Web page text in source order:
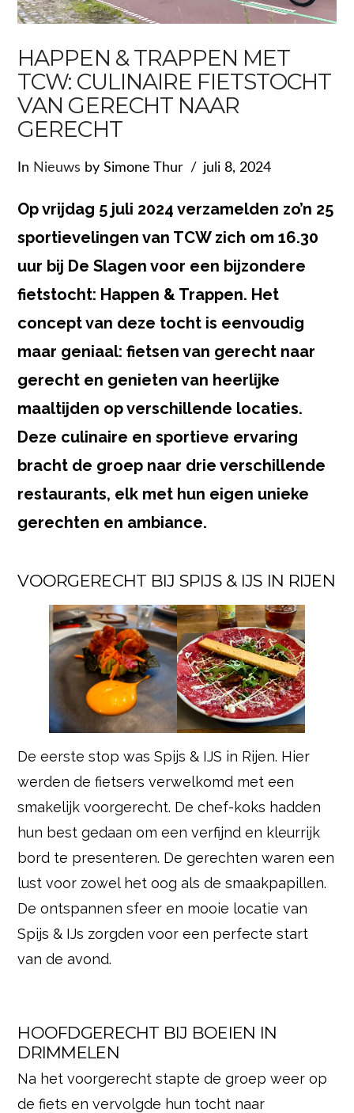
HAPPEN & TRAPPEN MET
TCW: CULINAIRE FIETSTOCHT
VAN GERECHT NAAR
GERECHT
In Nieuws by Simone Thur juli 8, 2024
Op vrijdag 5 juli 2024 verzamelden zo’n 25
sportievelingen van TCW zich om 16.30
uur bij De Slagen voor een bijzondere
fietstocht: Happen & Trappen. Het
concept van deze tocht is eenvoudig
maar geniaal: fietsen van gerecht naar
gerecht en genieten van heerlijke
maaltijden op verschillende locaties.
Deze culinaire en sportieve ervaring
bracht de groep naar drie verschillende
restaurants, elk met hun eigen unieke
gerechten en ambiance.
VOORGERECHT BIJ SPIJS & IJS IN RIJEN
De eerste stop was Spijs & IJS in Rijen. Hier
werden de fietsers verwelkomd met een
smakelijk voorgerecht. De chef-koks hadden
hun best gedaan om een verfijnd en kleurrijk
bord te presenteren. De gerechten waren een
lust voor zowel het oog als de smaakpapillen.
De ontspannen sfeer en mooie locatie van
Spijs & IJs zorgden voor een perfecte start
van de avond.
HOOFDGERECHT BIJ BOEIEN IN
DRIMMELEN
Na het voorgerecht stapte de groep weer op
de fiets en vervolgde hun tocht naar